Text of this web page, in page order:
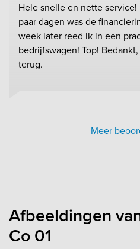
Hele snelle en nette
paar dagen was de
week later reed ik in een
bedrijfswagen! Top!
terug.
Meer
Afbeeldingen
Co 01